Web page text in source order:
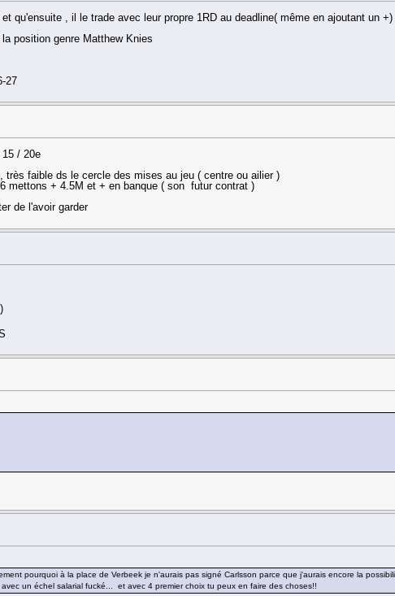
qu'ensuite , il le trade avec leur propre 1RD au deadline( même en ajoutant un
position genre Matthew Knies
27
/ 20e
faible ds le cercle des mises au jeu ( centre ou ailier )
mettons + 4.5M et + en banque ( son futur contrat )
de l'avoir garder
pourquoi à la place de Verbeek je n'aurais pas signé Carlsson parce que j'aurais encore la
un échel salarial fucké... et avec 4 premier choix tu peux en faire des choses!!